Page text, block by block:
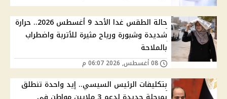
حالة الطقس غدا الأحد 9 أغسطس 2026.. حرارة
شديدة وشبورة ورياح مثيرة للأتربة واضطراب
بالملاحة
بتكليفات الرئيس السيسي.. إيد واحدة تنطلق